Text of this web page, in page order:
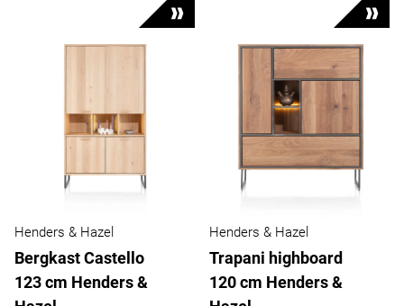
Henders & Hazel
Bergkast Castello
123 cm Henders &
Henders & Hazel
Trapani highboard
120 cm Henders &